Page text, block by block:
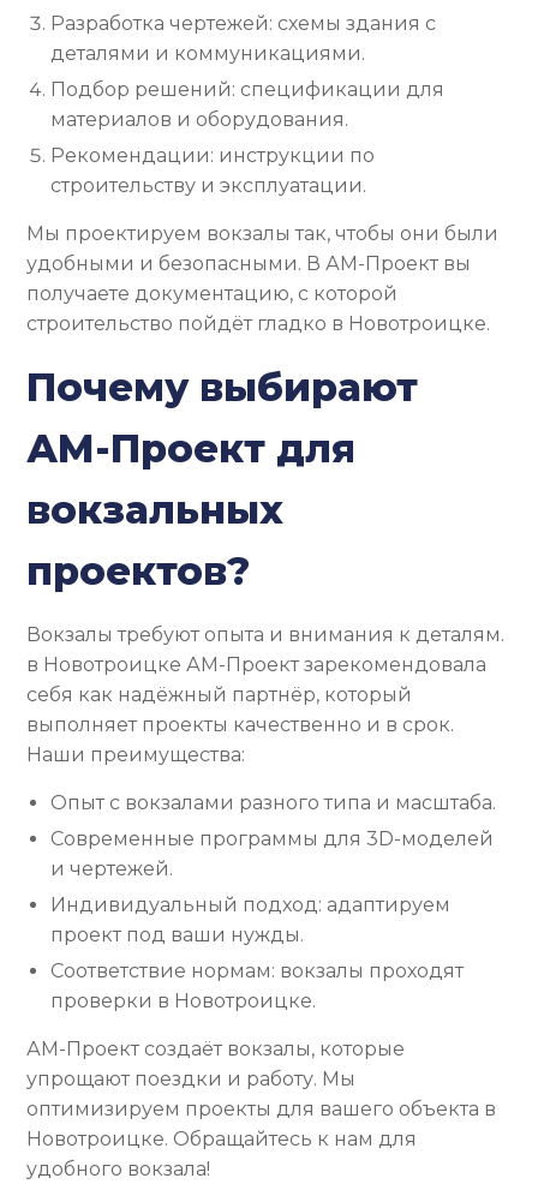
Разработка чертежей: схемы здания с
деталями и коммуникациями.
Подбор решений: спецификации для
материалов и оборудования.
Рекомендации: инструкции по
строительству и эксплуатации.
Мы проектируем вокзалы так, чтобы они были
удобными и безопасными. В АМ-Проект вы
получаете документацию, с которой
строительство пойдёт гладко в Новотроицке.
Почему выбирают
АМ-Проект для
вокзальных
проектов?
Вокзалы требуют опыта и внимания к деталям.
в Новотроицке АМ-Проект зарекомендовала
себя как надёжный партнёр, который
выполняет проекты качественно и в срок.
Наши преимущества:
Опыт с вокзалами разного типа и масштаба.
Современные программы для 3D-моделей
и чертежей.
Индивидуальный подход: адаптируем
проект под ваши нужды.
Соответствие нормам: вокзалы проходят
проверки в Новотроицке.
АМ-Проект создаёт вокзалы, которые
упрощают поездки и работу. Мы
оптимизируем проекты для вашего объекта в
Новотроицке. Обращайтесь к нам для
удобного вокзала!